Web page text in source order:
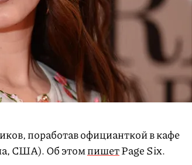
поработав официанткой в кафе
США). Об этомпишетPage Six.